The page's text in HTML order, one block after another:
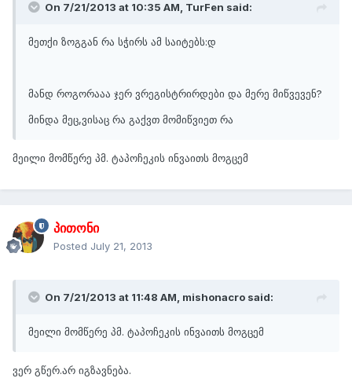
On 7/21/2013 at 10:35 AM, TurFen said:
მეთქი ზოგგან რა სჭირს ამ საიტებს:დ
მანდ როგორააა ჯერ ვრეგისტრირდები და მერე მიწვევენ?
მინდა მეც,ვისაც რა გაქვთ მომიწვიეთ რა
მეილი მომწერე პმ. ტაპოჩეკის ინვაითს მოგცემ
პითონი
Posted July 21, 2013
On 7/21/2013 at 11:48 AM, mishonacro said:
მეილი მომწერე პმ. ტაპოჩეკის ინვაითს მოგცემ
ვერ გწერ.არ იგზავნება.